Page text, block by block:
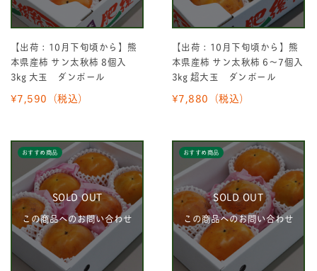
【出荷：10月下旬頃から】熊
本県産柿 サン太秋柿 8個入
3kg 大玉 ダンボール
¥7,590 （税込）
【出荷：10月下旬頃から】熊
本県産柿 サン太秋柿 6～7個入
3kg 超大玉 ダンボール
¥7,880 （税込）
おすすめ商品
SOLD OUT
この商品へのお問い合わせ
おすすめ商品
SOLD OUT
この商品へのお問い合わせ